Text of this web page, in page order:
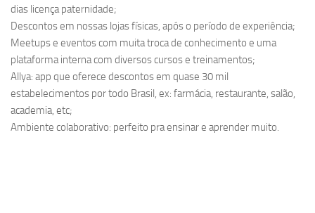
dias licença paternidade;
Descontos em nossas lojas físicas, após o período de experiência;
Meetups e eventos com muita troca de conhecimento e uma
plataforma interna com diversos cursos e treinamentos;
Allya: app que oferece descontos em quase 30 mil
estabelecimentos por todo Brasil, ex: farmácia, restaurante, salão,
academia, etc;
Ambiente colaborativo: perfeito pra ensinar e aprender muito.